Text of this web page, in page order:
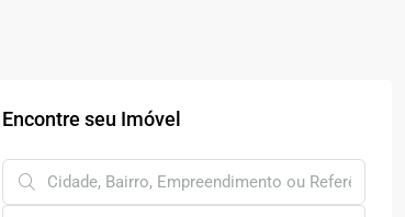
Encontre seu Imóvel